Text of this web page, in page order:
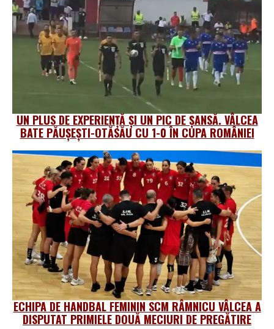
UN PLUS DE EXPERIENȚĂ ȘI UN PIC DE ȘANSĂ. VÂLCEA
BATE PĂUȘEȘTI-OTĂSĂU CU 1-0 ÎN CUPA ROMÂNIEI
ECHIPA DE HANDBAL FEMININ SCM RÂMNICU VÂLCEA A
DISPUTAT PRIMIELE DOUĂ MECIURI DE PREGĂTIRE